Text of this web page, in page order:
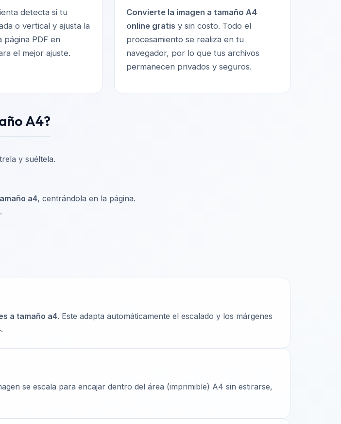
detecta si tu
o vertical y ajusta la
página PDF en
el mejor ajuste.
Convierte la imagen a tamaño A4
online gratis y sin costo. Todo el
procesamiento se realiza en tu
navegador, por lo que tus archivos
permanecen privados y seguros.
A4?
y suéltela.
a4, centrándola en la página.
a tamaño a4. Este adapta automáticamente el escalado y los márgenes
se escala para encajar dentro del área (imprimible) A4 sin estirarse,